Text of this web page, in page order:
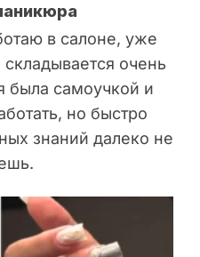
в салоне, уже
очень
была самоучкой и
но быстро
знаний далеко не